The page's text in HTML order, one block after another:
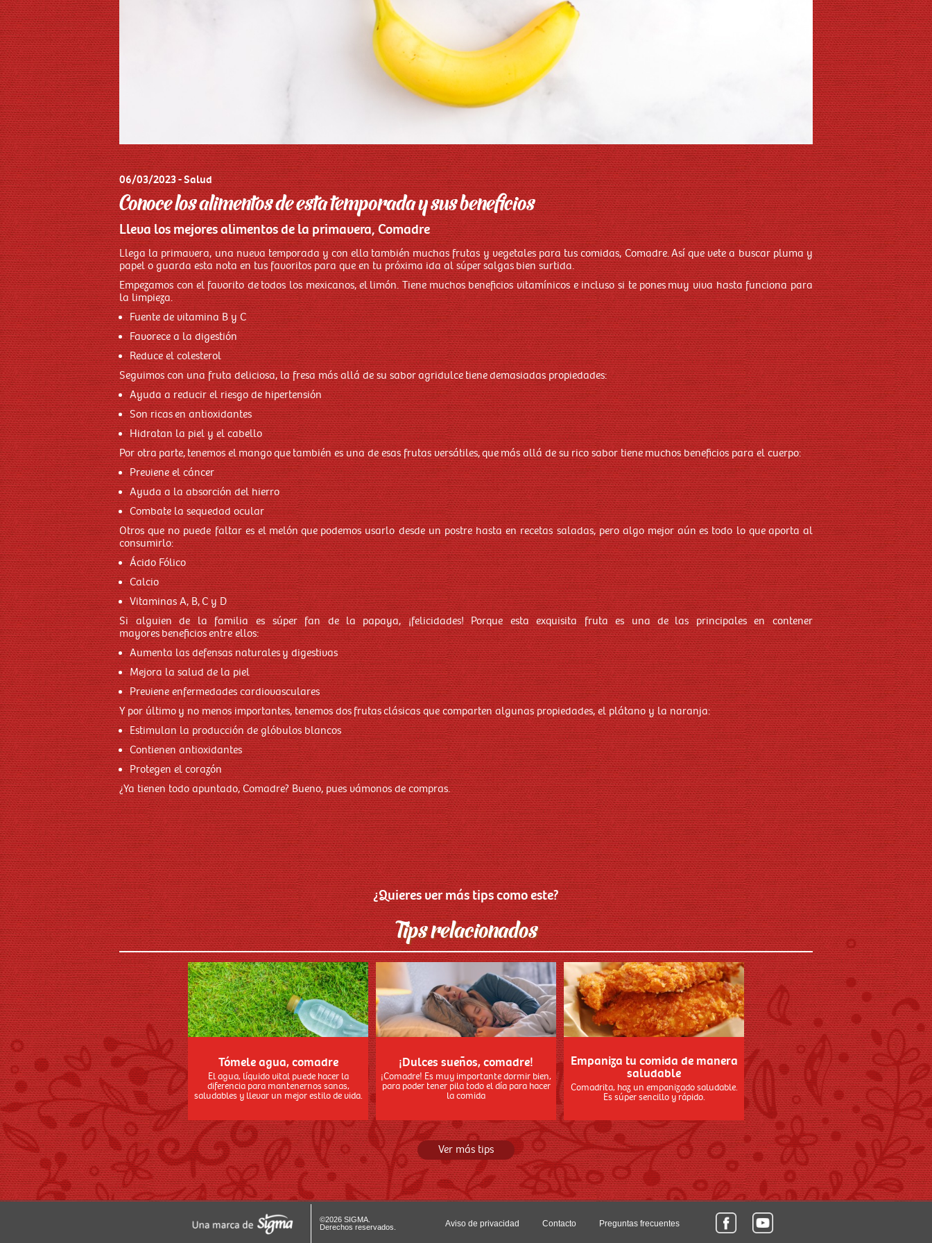
06/03/2023 - Salud
Conoce los alimentos de esta temporada y sus beneficios
Lleva los mejores alimentos de la primavera, Comadre
Llega la primavera, una nueva temporada y con ella también muchas frutas y vegetales para tus comidas, Comadre. Así que vete a buscar pluma y
papel o guarda esta nota en tus favoritos para que en tu próxima ida al súper salgas bien surtida.
Empezamos con el favorito de todos los mexicanos, el limón. Tiene muchos beneficios vitamínicos e incluso si te pones muy viva hasta funciona para
la limpieza.
Fuente de vitamina B y C
Favorece a la digestión
Reduce el colesterol
Seguimos con una fruta deliciosa, la fresa más allá de su sabor agridulce tiene demasiadas propiedades:
Ayuda a reducir el riesgo de hipertensión
Son ricas en antioxidantes
Hidratan la piel y el cabello
Por otra parte, tenemos el mango que también es una de esas frutas versátiles, que más allá de su rico sabor tiene muchos beneficios para el cuerpo:
Previene el cáncer
Ayuda a la absorción del hierro
Combate la sequedad ocular
Otros que no puede faltar es el melón que podemos usarlo desde un postre hasta en recetas saladas, pero algo mejor aún es todo lo que aporta al
consumirlo:
Ácido Fólico
Calcio
Vitaminas A, B, C y D
Si alguien de la familia es súper fan de la papaya, ¡felicidades! Porque esta exquisita fruta es una de las principales en contener
mayores beneficios entre ellos:
Aumenta las defensas naturales y digestivas
Mejora la salud de la piel
Previene enfermedades cardiovasculares
Y por último y no menos importantes, tenemos dos frutas clásicas que comparten algunas propiedades, el plátano y la naranja:
Estimulan la producción de glóbulos blancos
Contienen antioxidantes
Protegen el corazón
¿Ya tienen todo apuntado, Comadre? Bueno, pues vámonos de compras.
¿Quieres ver más tips como este?
Tips relacionados
Tómele agua, comadre
El agua, líquido vital puede hacer la
diferencia para mantenernos sanas,
saludables y llevar un mejor estilo de vida.
¡Dulces sueños, comadre!
¡Comadre! Es muy importante dormir bien,
para poder tener pila todo el día para hacer
la comida
Empaniza tu comida de manera
saludable
Comadrita, haz un empanizado saludable.
Es súper sencillo y rápido.
Ver más tips
©2026 SIGMA.
Derechos reservados.
Aviso de privacidad Contacto Preguntas frecuentes